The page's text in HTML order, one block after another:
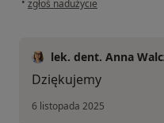
zgłoś nadużycie
lek. dent. Anna
Dziękujemy
6 listopada 2025